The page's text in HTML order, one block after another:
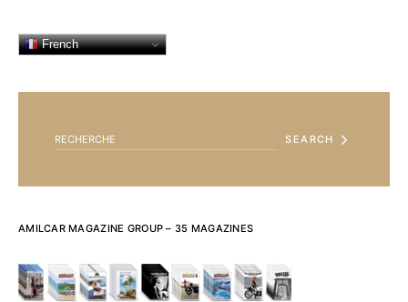
French
SEARCH
AMILCAR MAGAZINE GROUP – 35 MAGAZINES